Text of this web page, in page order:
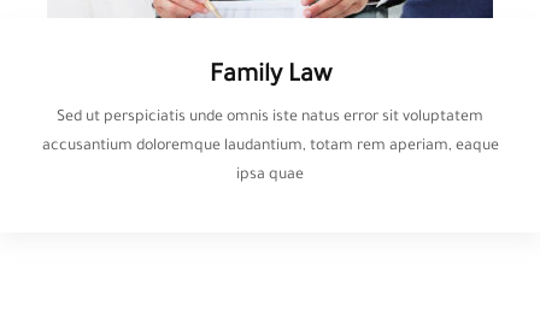
Family Law
Sed ut perspiciatis unde omnis iste natus error sit voluptatem
accusantium doloremque laudantium, totam rem aperiam, eaque
ipsa quae